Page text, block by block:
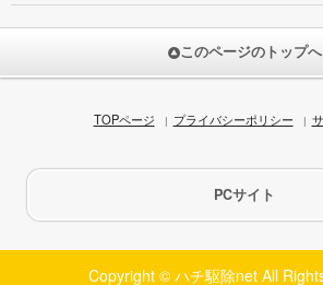
このページのトップへ
TOPページ プライバシーポリシー
PCサイト
Copyright © ハチ駆除net All